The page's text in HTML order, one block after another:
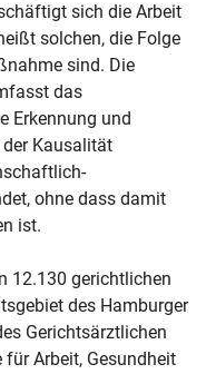
sich die Arbeit
solchen, die Folge
sind. Die
das
Erkennung und
Kausalität
ohne dass damit
ist.
12.130 gerichtlichen
des Hamburger
Gerichtsärztlichen
für Arbeit, Gesundheit